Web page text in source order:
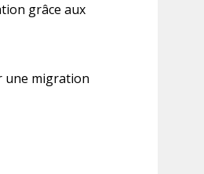
grâce aux
une migration